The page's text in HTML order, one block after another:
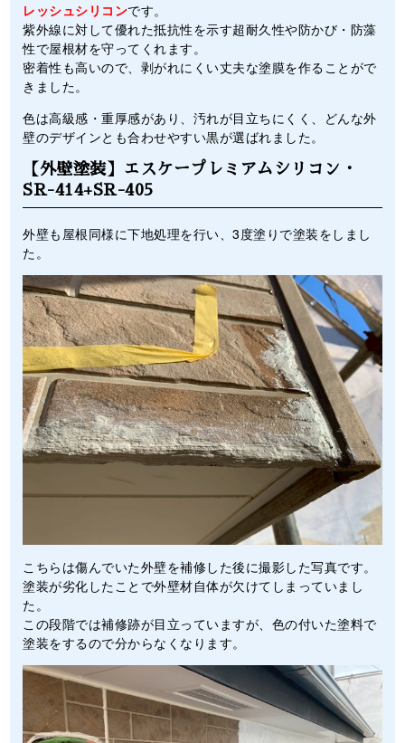
レッシュシリコンです。
紫外線に対して優れた抵抗性を示す超耐久性や防かび・防藻
性で屋根材を守ってくれます。
密着性も高いので、剥がれにくい丈夫な塗膜を作ることがで
きました。
色は高級感・重厚感があり、汚れが目立ちにくく、どんな外
壁のデザインとも合わせやすい黒が選ばれました。
【外壁塗装】エスケープレミアムシリコン・
SR-414+SR-405
外壁も屋根同様に下地処理を行い、3度塗りで塗装をしまし
た。
こちらは傷んでいた外壁を補修した後に撮影した写真です。
塗装が劣化したことで外壁材自体が欠けてしまっていまし
た。
この段階では補修跡が目立っていますが、色の付いた塗料で
塗装をするので分からなくなります。